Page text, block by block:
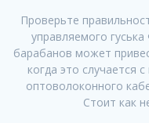
Проверьте
управляемого
барабанов может
когда это случается
оптоволоконного
Стоит как